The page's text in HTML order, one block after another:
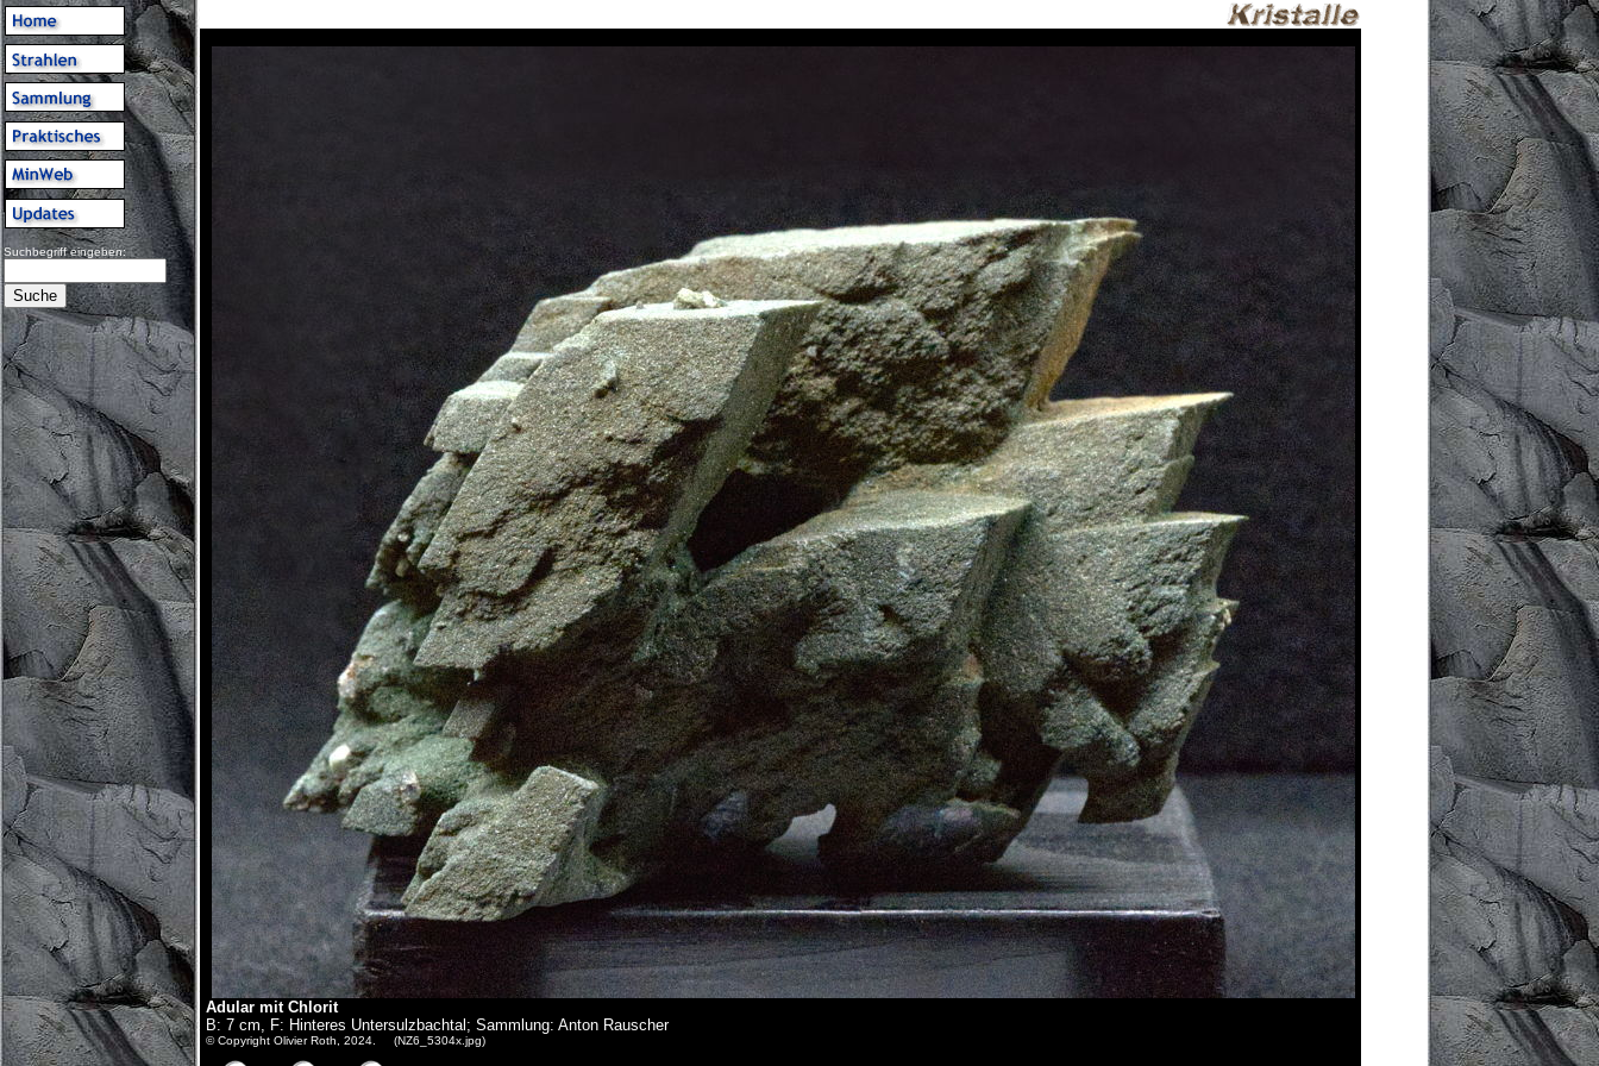
Suchbegriff eingeben:
Adular mit Chlorit
B: 7 cm, F: Hinteres Untersulzbachtal; Sammlung: Anton Rauscher
© Copyright Olivier Roth, 2024. (NZ6_5304x.jpg)